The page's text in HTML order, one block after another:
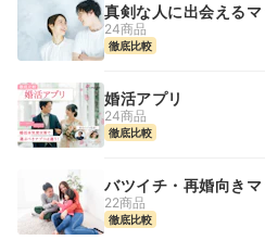
真剣な人に出会える
24商品
徹底比較
婚活アプリ
24商品
徹底比較
バツイチ・再婚向き
22商品
徹底比較